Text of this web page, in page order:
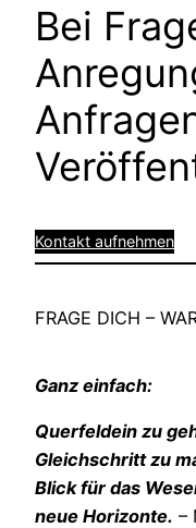
Bei
Kontakt aufnehmen
FRAGE DICH –
Ganz einfach:
Querfeldein zu
Gleichschritt zu
Blick für das
neue Horizonte. –